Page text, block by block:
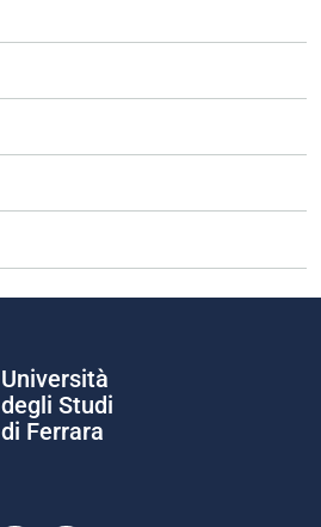
Università
degli Studi
di Ferrara